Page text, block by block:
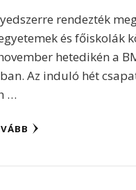
rendezték
és főiskolák
hetedikén a
Az induló hét
…